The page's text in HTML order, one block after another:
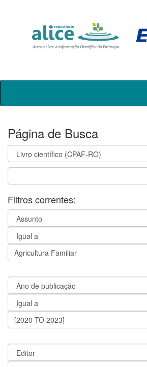
Skip
Página de Busca
Filtros correntes: